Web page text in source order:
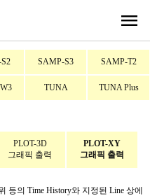
menu
SAMP-S3 SAMP-T2
TUNA TUNA Plus
PLOT-3D
그래픽 출력
PLOT-XY
그래픽 출력
등의 Time History와 지정된 Line 상에